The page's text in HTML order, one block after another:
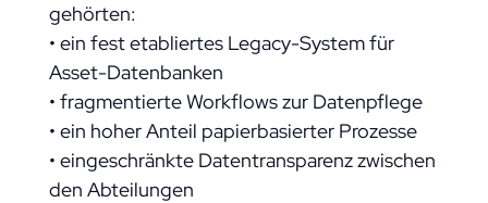
gehörten:
• ein fest etabliertes Legacy-System für
Asset-Datenbanken
• fragmentierte Workflows zur Datenpflege
• ein hoher Anteil papierbasierter Prozesse
• eingeschränkte Datentransparenz zwischen
den Abteilungen